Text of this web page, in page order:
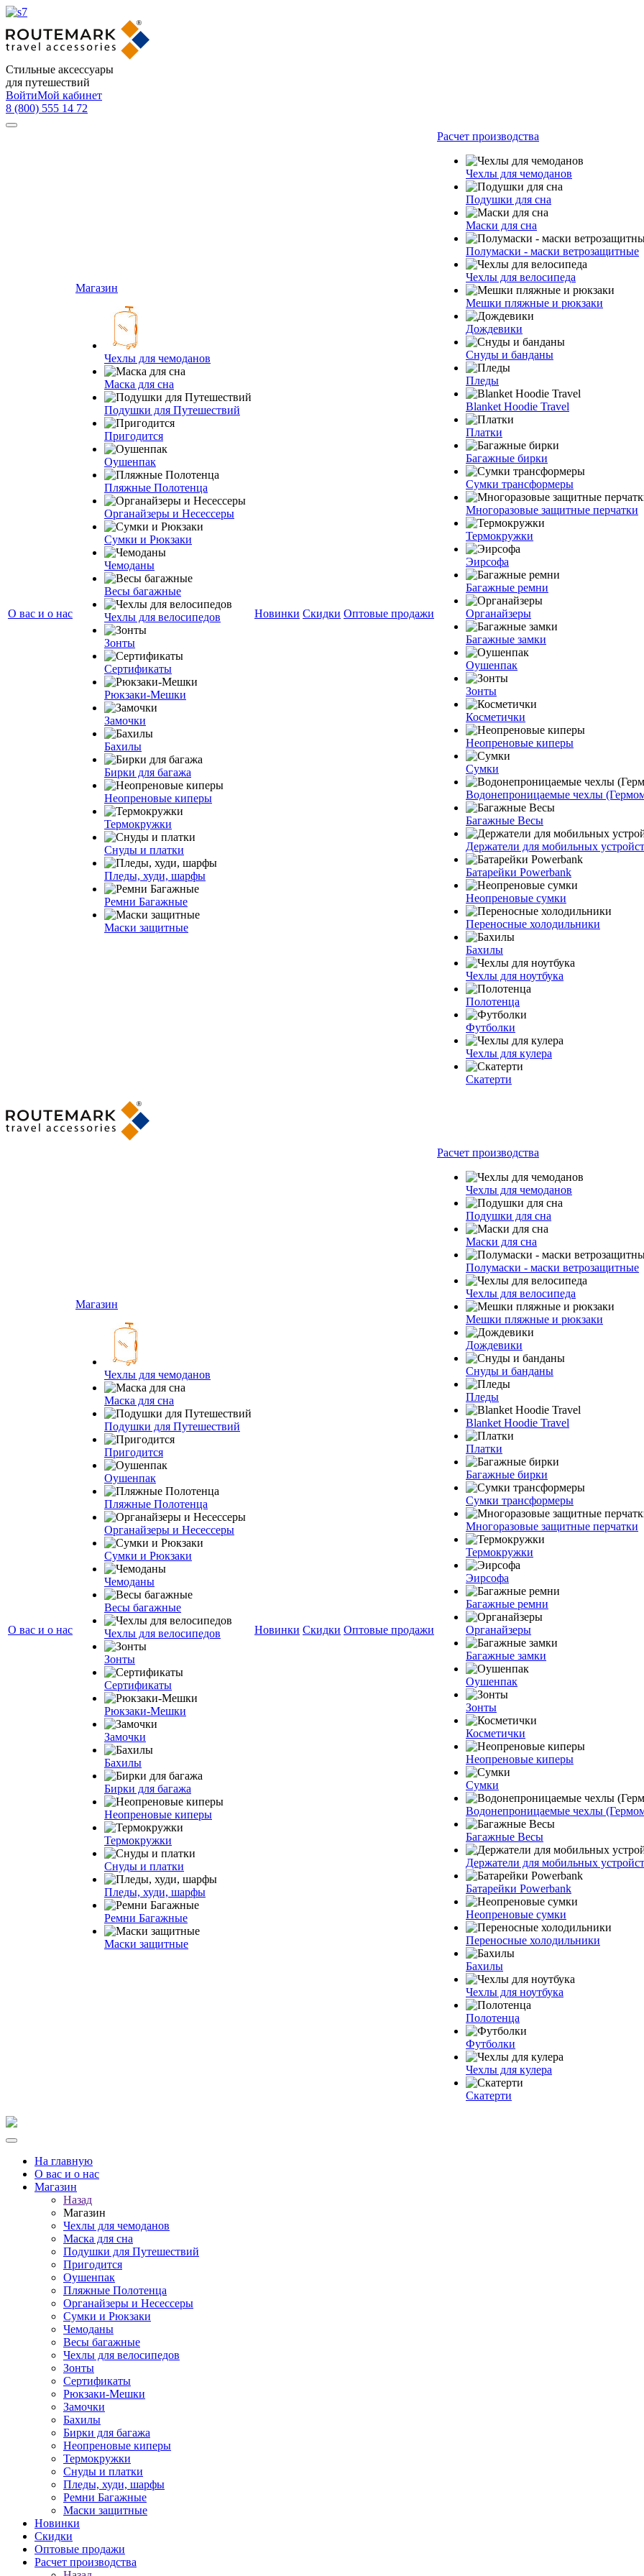
Стильные аксессуары
для путешествий
ВойтиМой кабинет
8 (800) 555 14 72
О вас и о нас
Магазин
Чехлы для чемоданов
Маска для сна
Подушки для Путешествий
Пригодится
Оушенпак
Пляжные Полотенца
Органайзеры и Несессеры
Сумки и Рюкзаки
Чемоданы
Весы багажные
Чехлы для велосипедов
Зонты
Сертификаты
Рюкзаки-Мешки
Замочки
Бахилы
Бирки для багажа
Неопреновые киперы
Термокружки
Снуды и платки
Пледы, худи, шарфы
Ремни Багажные
Маски защитные
Новинки Скидки Оптовые продажи
Расчет производства
Чехлы для чемоданов
Подушки для сна
Маски для сна
Полумаски - маски ветрозащитные
Чехлы для велосипеда
Мешки пляжные и рюкзаки
Дождевики
Снуды и банданы
Пледы
Blanket Hoodie Travel
Платки
Багажные бирки
Сумки трансформеры
Многоразовые защитные перчатки
Термокружки
Эирсофа
Багажные ремни
Органайзеры
Багажные замки
Оушенпак
Зонты
Косметички
Неопреновые киперы
Сумки
Водонепроницаемые чехлы
Багажные Весы
Держатели для мобильных
Батарейки Powerbank
Неопреновые сумки
Переносные холодильники
Бахилы
Чехлы для ноутбука
Полотенца
Футболки
Чехлы для кулера
Скатерти
О вас и о нас
Магазин
Чехлы для чемоданов
Маска для сна
Подушки для Путешествий
Пригодится
Оушенпак
Пляжные Полотенца
Органайзеры и Несессеры
Сумки и Рюкзаки
Чемоданы
Весы багажные
Чехлы для велосипедов
Зонты
Сертификаты
Рюкзаки-Мешки
Замочки
Бахилы
Бирки для багажа
Неопреновые киперы
Термокружки
Снуды и платки
Пледы, худи, шарфы
Ремни Багажные
Маски защитные
Новинки Скидки Оптовые продажи
Расчет производства
Чехлы для чемоданов
Подушки для сна
Маски для сна
Полумаски - маски ветрозащитные
Чехлы для велосипеда
Мешки пляжные и рюкзаки
Дождевики
Снуды и банданы
Пледы
Blanket Hoodie Travel
Платки
Багажные бирки
Сумки трансформеры
Многоразовые защитные перчатки
Термокружки
Эирсофа
Багажные ремни
Органайзеры
Багажные замки
Оушенпак
Зонты
Косметички
Неопреновые киперы
Сумки
Водонепроницаемые чехлы
Багажные Весы
Держатели для мобильных
Батарейки Powerbank
Неопреновые сумки
Переносные холодильники
Бахилы
Чехлы для ноутбука
Полотенца
Футболки
Чехлы для кулера
Скатерти
На главную
О вас и о нас
Магазин
Назад
Магазин
Чехлы для чемоданов
Маска для сна
Подушки для Путешествий
Пригодится
Оушенпак
Пляжные Полотенца
Органайзеры и Несессеры
Сумки и Рюкзаки
Чемоданы
Весы багажные
Чехлы для велосипедов
Зонты
Сертификаты
Рюкзаки-Мешки
Замочки
Бахилы
Бирки для багажа
Неопреновые киперы
Термокружки
Снуды и платки
Пледы, худи, шарфы
Ремни Багажные
Маски защитные
Новинки
Скидки
Оптовые продажи
Расчет производства